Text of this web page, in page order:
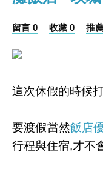
留言 0 收藏 0 推
這次休假的時候
要渡假當然飯店
行程與住宿,才不